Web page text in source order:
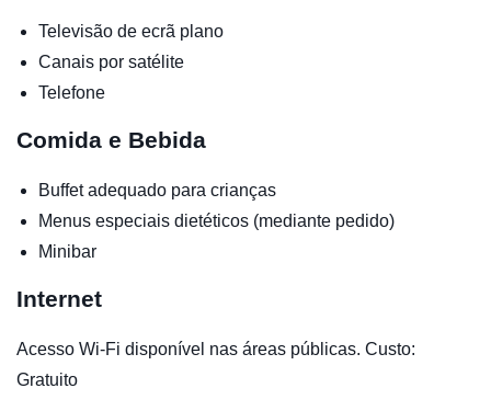
Televisão de ecrã plano
Canais por satélite
Telefone
Comida e Bebida
Buffet adequado para crianças
Menus especiais dietéticos (mediante pedido)
Minibar
Internet
Acesso Wi-Fi disponível nas áreas públicas. Custo:
Gratuito